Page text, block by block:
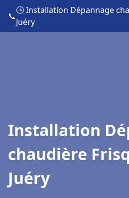
📞
🕒 Installation Dépannage
Juéry
Installation
chaudière
Juéry